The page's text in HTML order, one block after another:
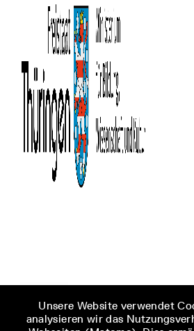
Unsere Website verwendet
analysieren wir das